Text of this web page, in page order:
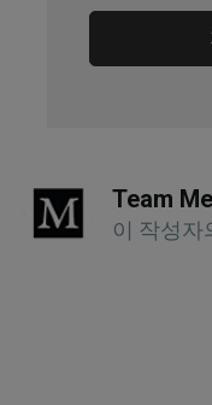
Six Pack
Correctly
Variations
Team
이 작성자